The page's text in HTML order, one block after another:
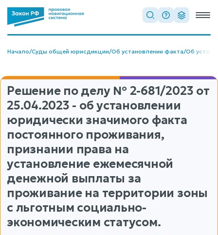
Начало/Суды общей юрисдикции/Об установлении факта/Об
Решение по делу № 2-681/2023 от
25.04.2023 - об установлении
юридически значимого факта
постоянного проживания,
признании права на
установление ежемесячной
денежной выплаты за
проживание на территории зоны
с льготным социально-
экономическим статусом.